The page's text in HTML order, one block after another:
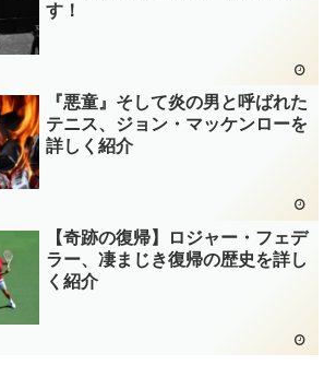
す！
『悪童』そして炎の男と呼ばれた
テニス、ジョン・マッケンローを
詳しく紹介
【奇跡の復帰】ロジャー・フェデ
ラー、凄まじき復帰の歴史を詳し
く紹介